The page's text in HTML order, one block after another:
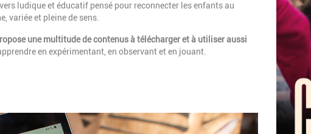
ludique et éducatif pensé pour reconnecter les enfants au
variée et pleine de sens.
une multitude de contenus à télécharger et à utiliser aussi
en expérimentant, en observant et en jouant.